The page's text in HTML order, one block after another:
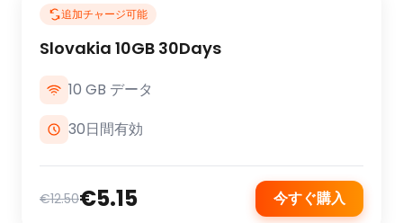
追加チャージ可能
Slovakia 10GB 30Days
10 GB データ
30日間有効
€12.50€5.15 今すぐ購入